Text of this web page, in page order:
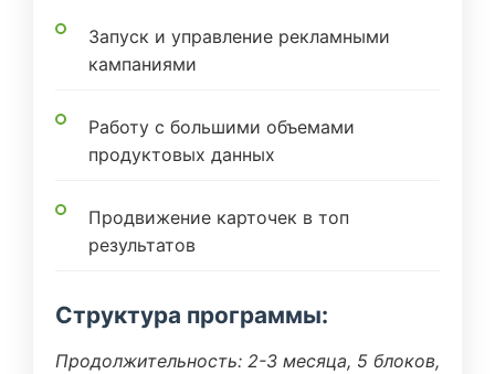
Запуск и управление рекламными
кампаниями
Работу с большими объемами
продуктовых данных
Продвижение карточек в топ
результатов
Структура программы:
Продолжительность: 2-3 месяца, 5 блоков,